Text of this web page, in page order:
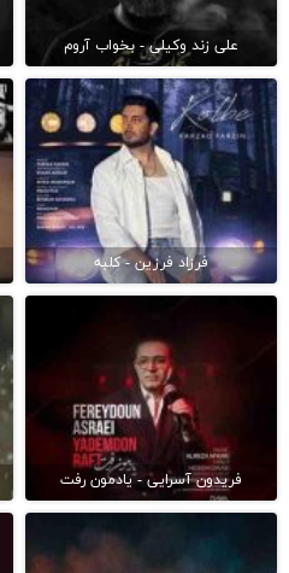
علی زند وکیلی - بخواب آروم
فرزاد فرزین - کلبه
فریدون آسرایی - یادمون رفت